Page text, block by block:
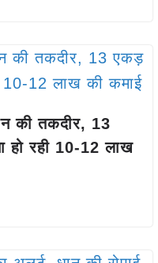
की तकदीर, 13
हो रही 10-12 लाख